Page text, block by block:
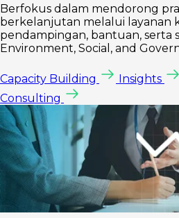
Berfokus dalam mendorong
berkelanjutan melalui layanan
pendampingan, bantuan, serta
Environment, Social, and
Capacity Building Insights
Consulting